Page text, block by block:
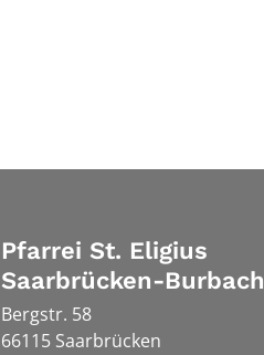
Pfarrei St. Eligius
Saarbrücken-Burbach
Bergstr. 58
66115 Saarbrücken